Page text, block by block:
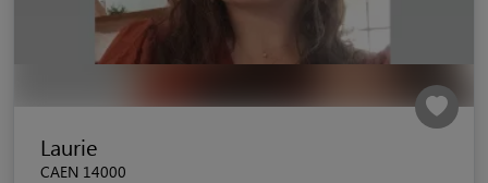
Laurie
CAEN 14000